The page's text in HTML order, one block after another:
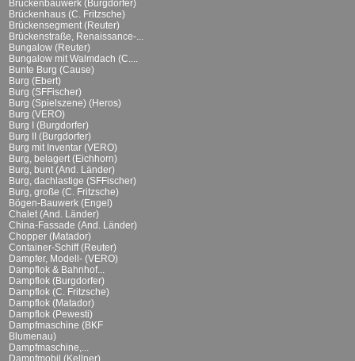
Brückenbauwerk (Burgdorfer)
Brückenhaus (C. Fritzsche)
Brückensegment (Reuter)
Brückenstraße, Renaissance-...
Bungalow (Reuter)
Bungalow mit Walmdach (C....
Bunte Burg (Cause)
Burg (Ebert)
Burg (SFFischer)
Burg (Spielszene) (Heros)
Burg (VERO)
Burg I (Burgdorfer)
Burg II (Burgdorfer)
Burg mit Inventar (VERO)
Burg, belagert (Eichhorn)
Burg, bunt (And. Länder)
Burg, dachlastige (SFFischer)
Burg, große (C. Fritzsche)
Bögen-Bauwerk (Engel)
Chalet (And. Länder)
China-Fassade (And. Länder)
Chopper (Matador)
Container-Schiff (Reuter)
Dampfer, Modell- (VERO)
Dampflok & Bahnhof...
Dampflok (Burgdorfer)
Dampflok (C. Fritzsche)
Dampflok (Matador)
Dampflok (Pewesti)
Dampfmaschine (BKF
Blumenau)
Dampfmaschine,...
Dampfmobil (Kellner)